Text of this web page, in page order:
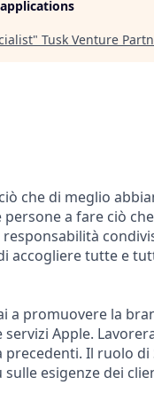
" Tusk Venture
che di meglio
a fare ciò
accogliere tutte e
a promuovere la
Apple.
precedenti. Il ruolo
esigenze dei